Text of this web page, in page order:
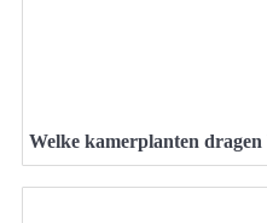
Welke kamerplanten